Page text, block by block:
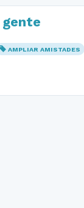
gente
AMPLIAR AMISTADES